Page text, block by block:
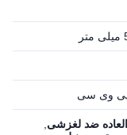
وی سی
ضد لغزشی